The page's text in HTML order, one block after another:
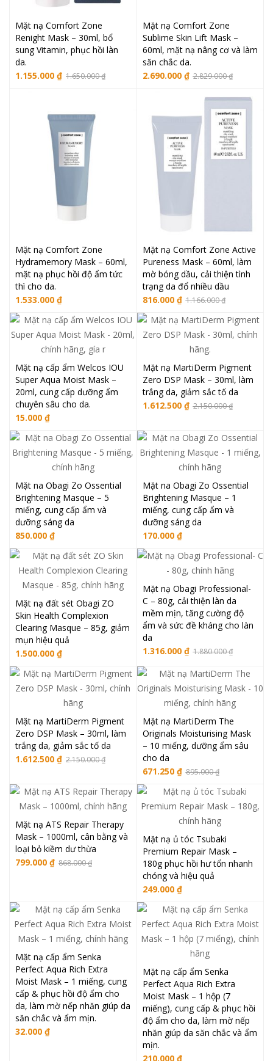
Mặt nạ Comfort Zone
Renight Mask – 30ml, bổ
sung Vitamin, phục hồi làn
da.
1.650.000₫
1.155.000 ₫
Mặt nạ Comfort Zone
Sublime Skin Lift Mask –
60ml, mặt nạ nâng cơ và làm
săn chắc da.
2.829.000₫
2.690.000 ₫
Mặt nạ Comfort Zone
Hydramemory Mask – 60ml,
mặt nạ phục hồi độ ẩm tức
thì cho da.
1.533.000 ₫
Mặt nạ Comfort Zone Active
Pureness Mask – 60ml, làm
mờ bóng dầu, cải thiện tình
trạng da đổ nhiều dầu
1.166.000₫
816.000 ₫
Mặt nạ cấp ẩm Welcos IOU
Super Aqua Moist Mask –
20ml, cung cấp dưỡng ẩm
chuyên sâu cho da.
15.000 ₫
Mặt nạ MartiDerm Pigment
Zero DSP Mask – 30ml, làm
trắng da, giảm sắc tố da
2.150.000₫
1.612.500 ₫
Mặt na Obagi Zo Ossential
Brightening Masque – 5
miếng, cung cấp ẩm và
dưỡng sáng da
850.000 ₫
Mặt na Obagi Zo Ossential
Brightening Masque – 1
miếng, cung cấp ẩm và
dưỡng sáng da
170.000 ₫
Mặt nạ đất sét Obagi ZO
Skin Health Complexion
Clearing Masque – 85g, giảm
mụn hiệu quả
1.500.000 ₫
Mặt nạ Obagi Professional-
C – 80g, cải thiện làn da
mềm mịn, tăng cường độ
ẩm và sức đề kháng cho làn
da
1.880.000₫
1.316.000 ₫
Mặt nạ MartiDerm Pigment
Zero DSP Mask – 30ml, làm
trắng da, giảm sắc tố da
2.150.000₫
1.612.500 ₫
Mặt nạ MartiDerm The
Originals Moisturising Mask
– 10 miếng, dưỡng ẩm sâu
cho da
895.000₫
671.250 ₫
Mặt nạ ATS Repair Therapy
Mask – 1000ml, cân bằng và
loại bỏ kiềm dư thừa
868.000₫
799.000 ₫
Mặt nạ ủ tóc Tsubaki
Premium Repair Mask –
180g phục hồi hư tổn nhanh
chóng và hiệu quả
249.000 ₫
Mặt nạ cấp ẩm Senka
Perfect Aqua Rich Extra
Moist Mask – 1 miếng, cung
cấp & phục hồi độ ẩm cho
da, làm mờ nếp nhăn giúp da
săn chắc và ẩm mịn.
32.000 ₫
Mặt nạ cấp ẩm Senka
Perfect Aqua Rich Extra
Moist Mask – 1 hộp (7
miếng), cung cấp & phục hồi
độ ẩm cho da, làm mờ nếp
nhăn giúp da săn chắc và ẩm
mịn.
210.000 ₫